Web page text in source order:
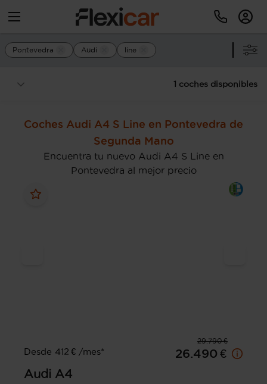
Pontevedra Audi line
1 coches disponibles
Coches Audi A4 S Line en Pontevedra de
Segunda Mano
Encuentra tu nuevo Audi A4 S Line en
Pontevedra al mejor precio
29.790 €
Desde 412 € /mes*
26.490 €
Audi A4